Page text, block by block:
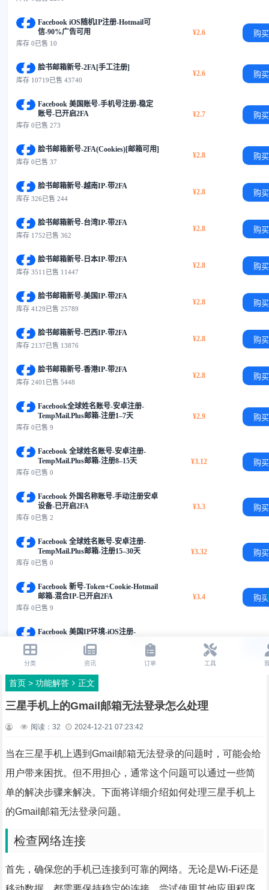
首页> 功能解答 正文
三星手机上的Gmail邮箱无法登录怎么处理
阅读： 32 2024-12-21 07:23:42
当在三星手机上遇到Gmail邮箱无法登录的问题时，可能会给
用户带来困扰。但不用担心，通常这个问题可以通过一些简
单的解决步骤来解决。下面将详细介绍如何处理三星手机上
的Gmail邮箱无法登录问题。
检查网络连接
首先，确保您的手机已连接到可靠的网络。无论是Wi-Fi还是